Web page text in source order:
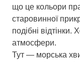
що це кольори
старовинної
подібні відтінки.
атмосфери.
Тут — морська